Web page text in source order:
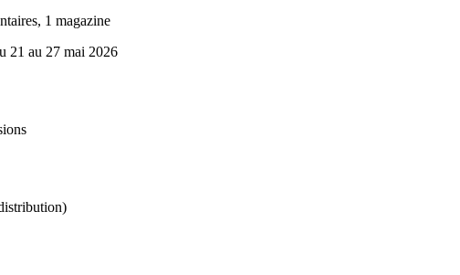
1 magazine
21 au 27 mai 2026